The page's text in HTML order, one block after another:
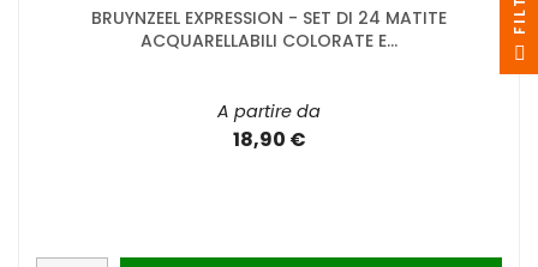
BRUYNZEEL EXPRESSION - SET DI 24 MATITE
ACQUARELLABILI COLORATE E...
A partire da
18,90 €